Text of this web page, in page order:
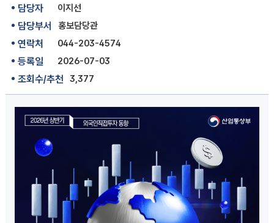
담당자 이지선
담당부서 홍보담당관
연락처 044-203-4574
등록일 2026-07-03
조회수/추천 3,377